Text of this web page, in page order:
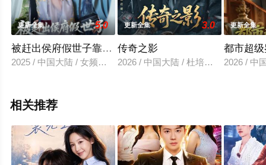
更新全集 5.0
被赶出侯府假世子靠科举逆袭权臣1
2025 / 中国大陆 / 女频恋爱
更新全集 3.0
传奇之影
2026 / 中国大陆 / 杜培源＆郭祥
更新全集
都市超
2026 / 中
相关推荐